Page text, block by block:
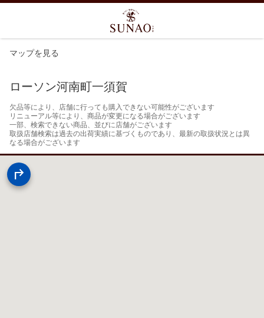
マップを見る
ローソン河南町一須賀
欠品等により、店舗に行っても購入できない可能性がございます
リニューアル等により、商品が変更になる場合がございます
一部、検索できない商品、並びに店舗がございます
取扱店舗検索は過去の出荷実績に基づくものであり、最新の取扱状況とは異
なる場合がございます